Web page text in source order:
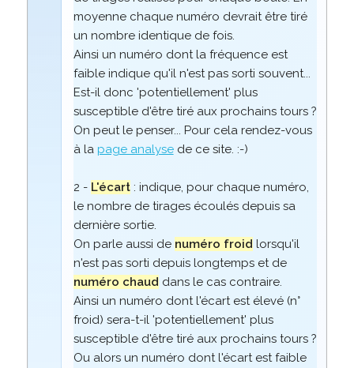
moyenne chaque numéro devrait être tiré
un nombre identique de fois.
Ainsi un numéro dont la fréquence est
faible indique qu'il n'est pas sorti souvent...
Est-il donc 'potentiellement' plus
susceptible d'être tiré aux prochains tours ?
On peut le penser... Pour cela rendez-vous
à la page analysede ce site. :-)
2 - L'écart: indique, pour chaque numéro,
le nombre de tirages écoulés depuis sa
dernière sortie.
On parle aussi de numéro froid lorsqu'il
n'est pas sorti depuis longtemps et de
numéro chaud dans le cas contraire.
Ainsi un numéro dont l'écart est élevé (n°
froid) sera-t-il 'potentiellement' plus
susceptible d'être tiré aux prochains tours ?
Ou alors un numéro dont l'écart est faible